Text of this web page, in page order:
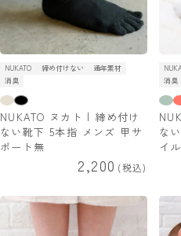
NUKATO 締め付けない
通年素材
消臭
NUKATO ヌカト | 締め付け
ない靴下 5本指 メンズ 甲サ
ポート無
2,200 税込
消臭
な
イ